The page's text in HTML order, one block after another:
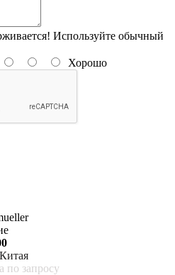
Используйте обычный
Хорошо
по запросу